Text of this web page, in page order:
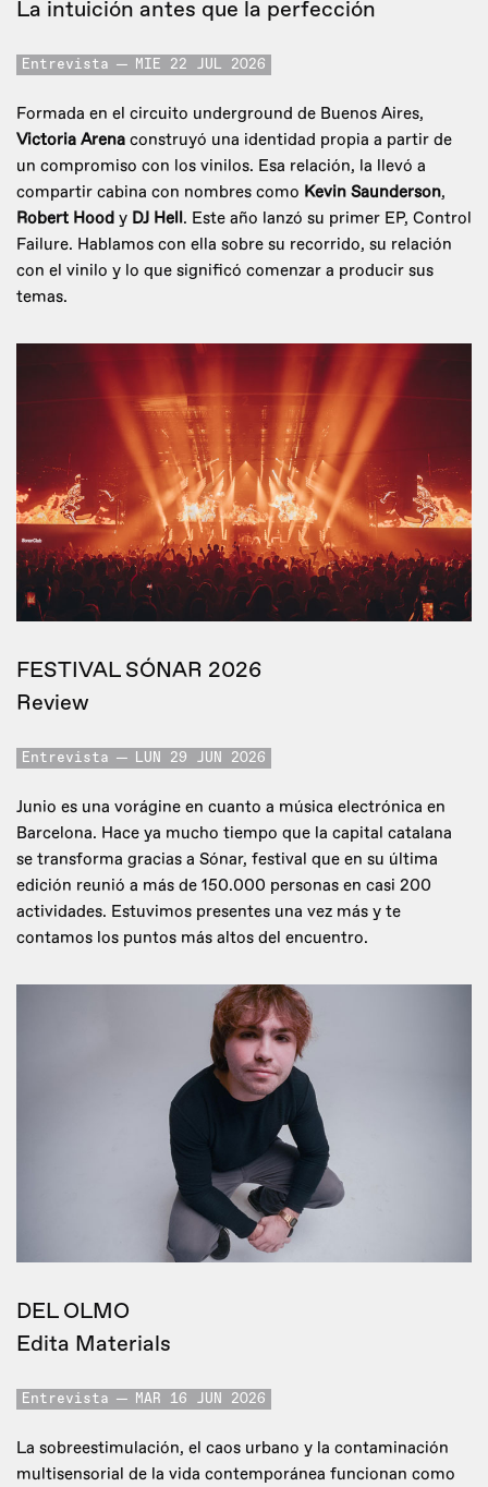
La intuición antes que la perfección
Entrevista MIE 22 JUL 2026
Formada en el circuito underground de Buenos Aires,
Victoria Arena construyó una identidad propia a partir de
un compromiso con los vinilos. Esa relación, la llevó a
compartir cabina con nombres como Kevin Saunderson,
Robert Hood y DJ Hell. Este año lanzó su primer EP, Control
Failure. Hablamos con ella sobre su recorrido, su relación
con el vinilo y lo que significó comenzar a producir sus
temas.
FESTIVAL SÓNAR 2026
Review
Entrevista LUN 29 JUN 2026
Junio es una vorágine en cuanto a música electrónica en
Barcelona. Hace ya mucho tiempo que la capital catalana
se transforma gracias a Sónar, festival que en su última
edición reunió a más de 150.000 personas en casi 200
actividades. Estuvimos presentes una vez más y te
contamos los puntos más altos del encuentro.
DEL OLMO
Edita Materials
Entrevista MAR 16 JUN 2026
La sobreestimulación, el caos urbano y la contaminación
multisensorial de la vida contemporánea funcionan como